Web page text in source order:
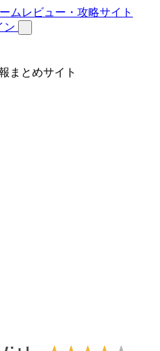
ン
まとめサイト